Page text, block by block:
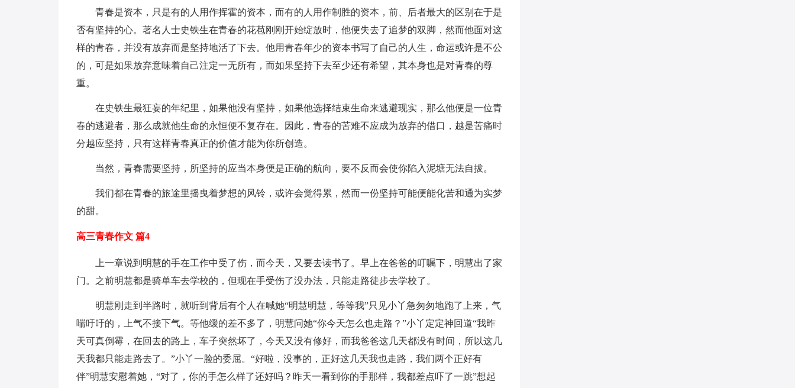
青春是资本，只是有的人用作挥霍的资本，而有的人用作制胜的资本，前、后者最大的区别在于是
否有坚持的心。著名人士史铁生在青春的花苞刚刚开始绽放时，他便失去了追梦的双脚，然而他面对这
样的青春，并没有放弃而是坚持地活了下去。他用青春年少的资本书写了自己的人生，命运或许是不公
的，可是如果放弃意味着自己注定一无所有，而如果坚持下去至少还有希望，其本身也是对青春的尊
重。
在史铁生最狂妄的年纪里，如果他没有坚持，如果他选择结束生命来逃避现实，那么他便是一位青
春的逃避者，那么成就他生命的永恒便不复存在。因此，青春的苦难不应成为放弃的借口，越是苦痛时
分越应坚持，只有这样青春真正的价值才能为你所创造。
当然，青春需要坚持，所坚持的应当本身便是正确的航向，要不反而会使你陷入泥塘无法自拔。
我们都在青春的旅途里摇曳着梦想的风铃，或许会觉得累，然而一份坚持可能便能化苦和通为实梦
的甜。
高三青春作文 篇4
上一章说到明慧的手在工作中受了伤，而今天，又要去读书了。早上在爸爸的叮嘱下，明慧出了家
门。之前明慧都是骑单车去学校的，但现在手受伤了没办法，只能走路徒步去学校了。
明慧刚走到半路时，就听到背后有个人在喊她“明慧明慧，等等我”只见小丫急匆匆地跑了上来，气
喘吁吁的，上气不接下气。等他缓的差不多了，明慧问她“你今天怎么也走路？”小丫定定神回道“我昨
天可真倒霉，在回去的路上，车子突然坏了，今天又没有修好，而我爸爸这几天都没有时间，所以这几
天我都只能走路去了。”小丫一脸的委屈。“好啦，没事的，正好这几天我也走路，我们两个正好有
伴”明慧安慰着她，“对了，你的手怎么样了还好吗？昨天一看到你的手那样，我都差点吓了一跳”想起